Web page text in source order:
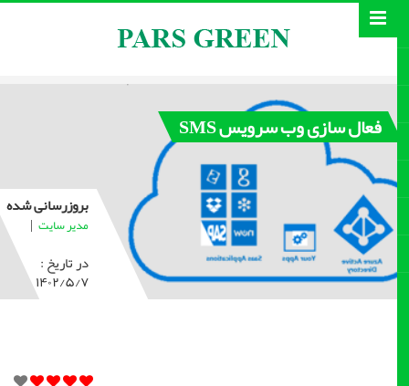
فعال سازی وب سرویس SMS
بروزرسانی شده
مدیر سایت |
در تاریخ :
۱۴۰۲/۵/۷